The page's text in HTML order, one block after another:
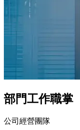
部門工作職掌
公司經營團隊